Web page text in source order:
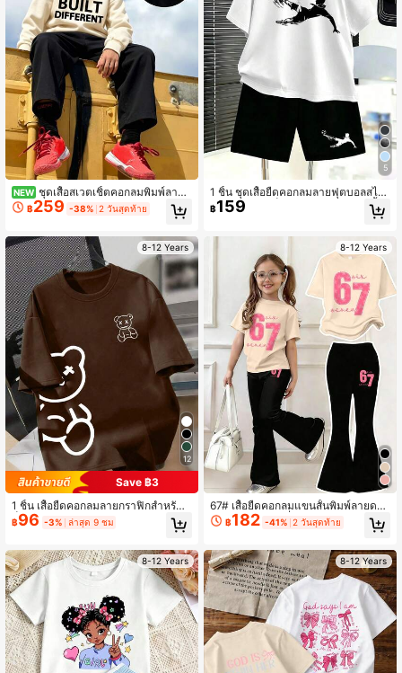
NEW ชุดเสื้อสเวตเชิ้ตคอกลมพิมพ์ลายส
โลแกนดีไซน์มินิมอลและกางเกงลำลอง
สำหรับเด็กผู้ชาย 2 ชิ้น แฟชั่นฤดูใบไม้ร่
฿259 -38% 2 วันสุดท้าย
8-12 Years
12
Save ฿3
1 ชิ้น เสื้อยืดคอกลมลายกราฟิกสำหรับเ
ด็กชายวัยรุ่น ลายหมีคู่เท่ๆ (ตา X) ทรงโ
อเวอร์ไซส์ ผ้าเนื้อนุ่มและสบาย เหมาะ
ฤดูร้อน
฿96 -3% ล่าสุด 9 ชม
8-12 Years
5
1 ชิ้น ชุดเสื้อยืดคอกลมลายฟุตบอลสไต
ล์กีฬาสำหรับเด็กผู้ชาย + กางเกงขาสั้น
แฟชั่นใหม่ฤดูร้อน สบาย ชุดกีฬา
฿159
8-12 Years
67# เสื้อยืดคอกลมแขนสั้นพิมพ์ลายดาว
+ กางเกงขากระดิ่งพิมพ์ลายดาว 67# ชุ
ดลำลองใส่สบายสำหรับฤดูร้อนชุดใหม่
฿182 -41% 2 วันสุดท้าย
8-12 Years